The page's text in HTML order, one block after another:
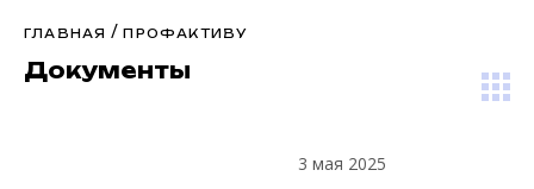
ГЛАВНАЯ /ПРОФАКТИВУ
Документы
3 мая 2025